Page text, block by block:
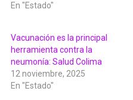
En "Estado"
Vacunación es la principal
herramienta contra la
neumonía: Salud Colima
12 noviembre, 2025
En "Estado"